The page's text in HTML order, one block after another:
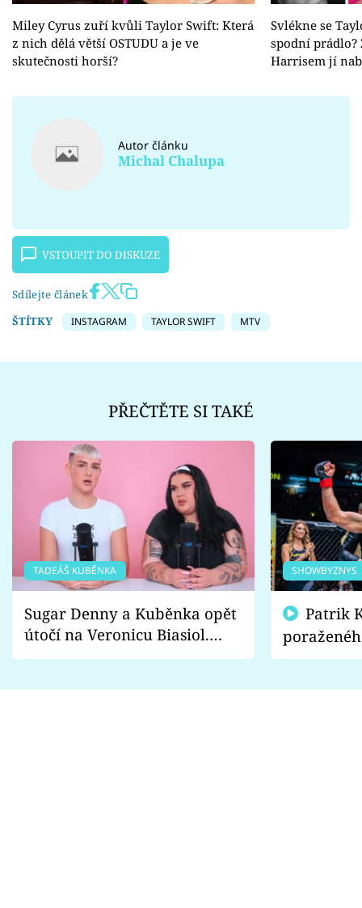
Miley Cyrus zuří kvůli Taylor Swift: Která
z nich dělá větší OSTUDU a je ve
skutečnosti horší?
Svlékne se
spodní prádlo?
Harrisem jí
Autor článku
Michal Chalupa
VSTOUPIT DO DISKUZE
Sdílejte článek
ŠTÍTKY
INSTAGRAM TAYLOR SWIFT MTV
PŘEČTĚTE SI TAKÉ
TADEÁŠ KUBĚNKA
Sugar Denny a Kuběnka opět
útočí na Veronicu Biasiol.
Proč je podle nich falešná a
SHOWBYZNYS
fanoušci